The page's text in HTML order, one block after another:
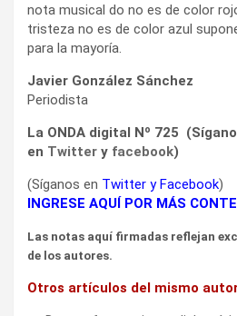
nota musical do no es de color
tristeza no es de color azul
para la mayoría.
Javier González Sánchez
Periodista
La ONDA digital Nº 725
en Twitter y facebook)
(Síganos en Twitter yFacebook)
INGRESE AQUÍ POR MÁS
Las notas aquí firmadas reflejan
de los autores.
Otros artículos del mismo